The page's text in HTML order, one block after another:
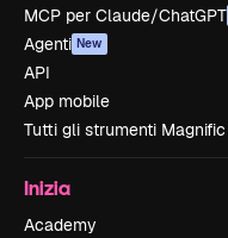
MCP per Claude/ChatGPT
Agenti New
API
App mobile
Tutti gli strumenti Magnific
Inizia
Academy